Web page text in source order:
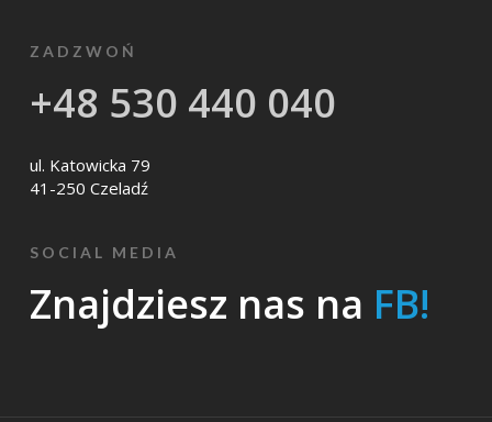
ZADZWOŃ
+48 530 440 040
ul. Katowicka 79
41-250 Czeladź
SOCIAL MEDIA
Znajdziesz nas na FB!